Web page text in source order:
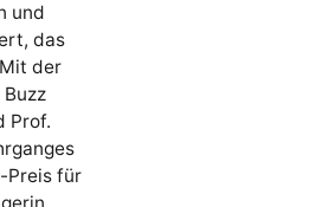
und
das
der
Prof.
Preis für